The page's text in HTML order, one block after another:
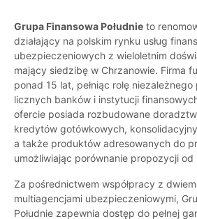
Grupa Finansowa Południe to
działający na polskim rynku usług
ubezpieczeniowych z wieloletnim
mający siedzibę w Chrzanowie. Firma
ponad 15 lat, pełniąc rolę niezależnego
licznych banków i instytucji
ofercie posiada rozbudowane
kredytów gotówkowych,
a także produktów adresowanych do
umożliwiając porównanie propozycji
Za pośrednictwem współpracy z
multiagencjami ubezpieczeniowymi,
Południe zapewnia dostęp do pełnej